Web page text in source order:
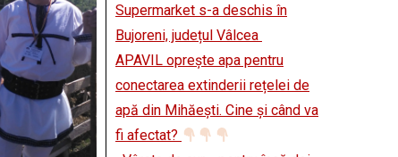
Supermarket s-a deschis în
Bujoreni, județul Vâlcea
APAVIL oprește apa pentru
conectarea extinderii rețelei de
apă din Mihăești. Cine și când va
fi afectat?